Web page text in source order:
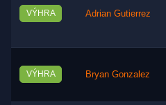
VÝHRA Adrian Gutierrez
VÝHRA Bryan Gonzalez